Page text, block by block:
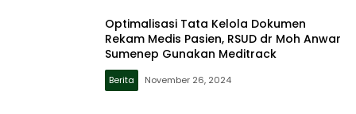
Optimalisasi Tata Kelola Dokumen
Rekam Medis Pasien, RSUD dr Moh Anwar
Sumenep Gunakan Meditrack
Berita November 26, 2024